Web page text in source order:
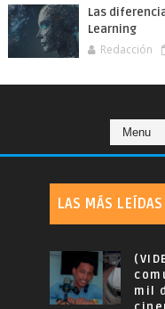
Las
Learning
Redacción
LAS MÁS LEÍDAS
mil